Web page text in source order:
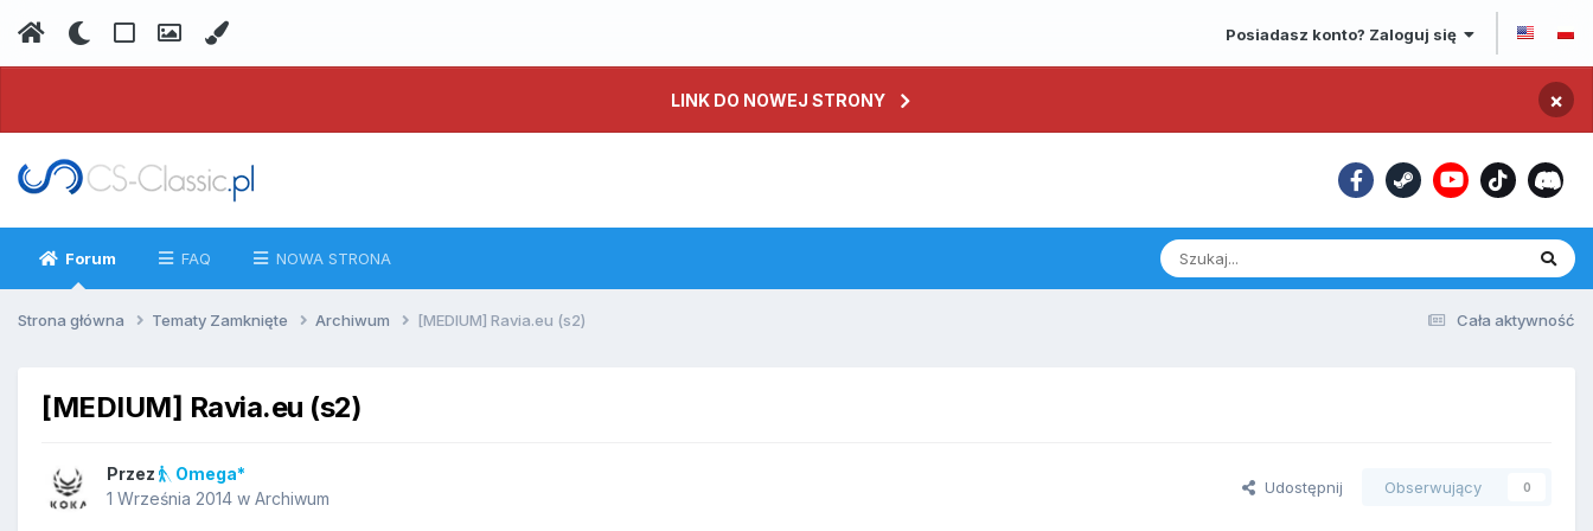
Posiadasz konto? Zaloguj się
LINK DO NOWEJ STRONY ×
Forum FAQ NOWA STRONA
Cała aktywność
Strona główna Tematy Zamknięte Archiwum [MEDIUM] Ravia.eu (s2)
[MEDIUM] Ravia.eu (s2)
Przez
Omega*
1 Września 2014 w Archiwum
Udostępnij Obserwujący 0